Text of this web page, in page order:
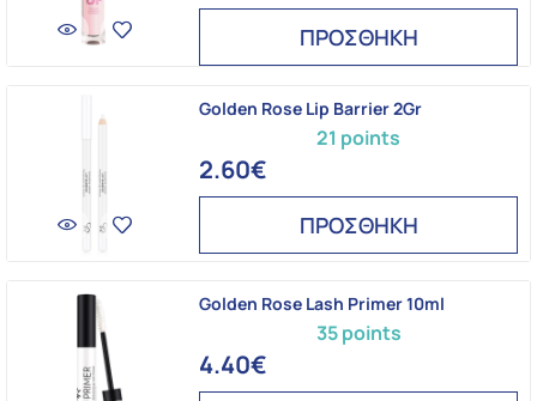
ΠΡΟΣΘΗΚΗ
21 points
Golden Rose Lip Barrier 2Gr
2.60€
ΠΡΟΣΘΗΚΗ
35 points
Golden Rose Lash Primer 10ml
4.40€